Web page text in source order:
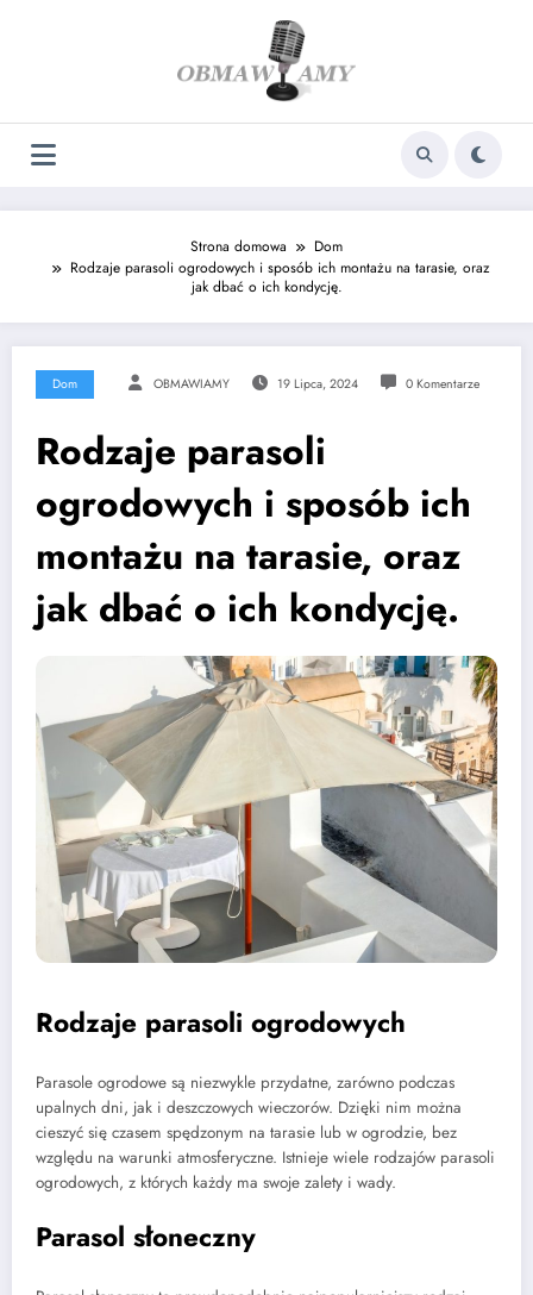
Strona domowa
Dom
Rodzaje parasoli ogrodowych i sposób ich montażu na tarasie, oraz
jak dbać o ich kondycję.
Dom OBMAWIAMY 19 Lipca, 2024 0 Komentarze
Rodzaje parasoli
ogrodowych i sposób ich
montażu na tarasie, oraz
jak dbać o ich kondycję.
Rodzaje parasoli ogrodowych
Parasole ogrodowe są niezwykle przydatne, zarówno podczas
upalnych dni, jak i deszczowych wieczorów. Dzięki nim można
cieszyć się czasem spędzonym na tarasie lub w ogrodzie, bez
względu na warunki atmosferyczne. Istnieje wiele rodzajów parasoli
ogrodowych, z których każdy ma swoje zalety i wady.
Parasol słoneczny